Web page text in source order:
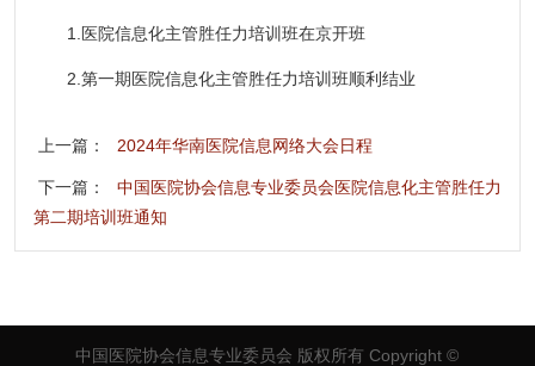
1.医院信息化主管胜任力培训班在京开班
2.第一期医院信息化主管胜任力培训班顺利结业
上一篇： 2024年华南医院信息网络大会日程
下一篇：
中国医院协会信息专业委员会医院信息化主管胜任力
第二期培训班通知
中国医院协会信息专业委员会 版权所有 Copyright ©